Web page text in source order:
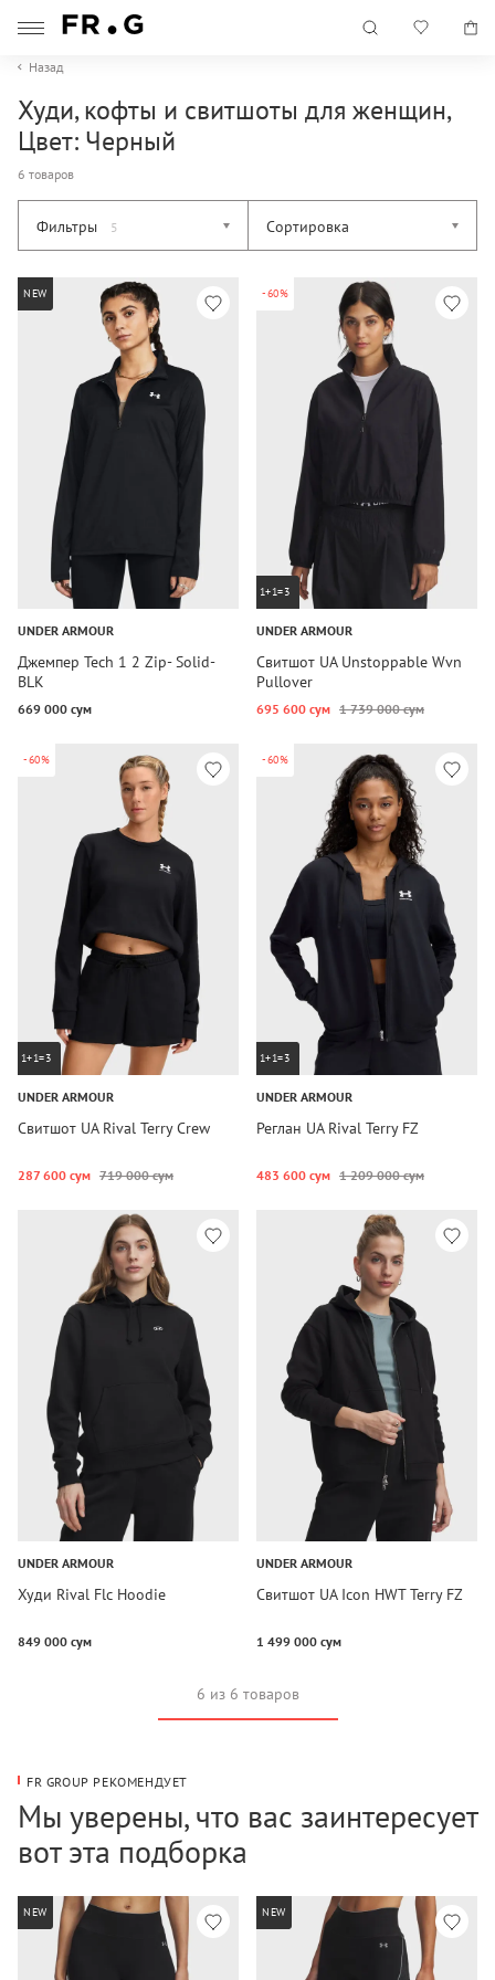
Назад
Худи, кофты и свитшоты для женщин,
Цвет: Черный
6 товаров
Фильтры 5 Сортировка
NEW
UNDER ARMOUR
Джемпер Tech 1 2 Zip- Solid-
BLK
669 000 сум
-60%
1+1=3
UNDER ARMOUR
Свитшот UA Unstoppable Wvn
Pullover
695 600 сум 1 739 000 сум
-60%
1+1=3
UNDER ARMOUR
Свитшот UA Rival Terry Crew
287 600 сум 719 000 сум
-60%
1+1=3
UNDER ARMOUR
Реглан UA Rival Terry FZ
483 600 сум 1 209 000 сум
UNDER ARMOUR
Худи Rival Flc Hoodie
849 000 сум
UNDER ARMOUR
Свитшот UA Icon HWT Terry FZ
1 499 000 сум
6 из 6 товаров
FR GROUP РЕКОМЕНДУЕТ
Мы уверены, что вас заинтересует
вот эта подборка
NEW NEW